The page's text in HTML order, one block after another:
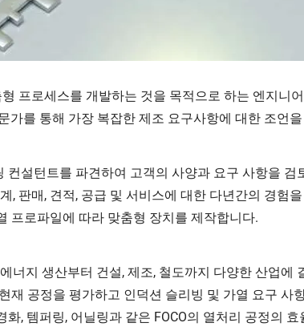
프로세스를 개발하는 것을 목적으로 하는 엔지니
가를 통해 가장 복잡한 제조 요구사항에 대한 조언
컨설턴트를 파견하여 고객의 사양과 요구 사항을 검
, 판매, 견적, 공급 및 서비스에 대한 다년간의 경험
프로파일에 따라 맞춤형 장치를 제작합니다.
너지 생산부터 건설, 제조, 철도까지 다양한 산업에
재 공정을 평가하고 인덕션 슬리빙 및 가열 요구 사
화, 템퍼링, 어닐링과 같은 FOCO의 열처리 공정의